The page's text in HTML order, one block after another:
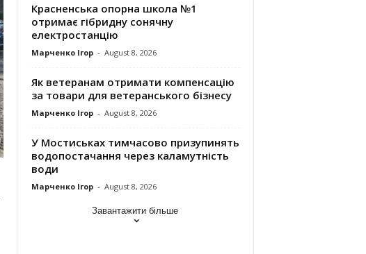
Красненська опорна школа №1
отримає гібридну сонячну
електростанцію
Марченко Ігор - August 8, 2026
Як ветеранам отримати компенсацію
за товари для ветеранського бізнесу
Марченко Ігор - August 8, 2026
У Мостиськах тимчасово призупинять
водопостачання через каламутність
води
Марченко Ігор - August 8, 2026
Завантажити більше